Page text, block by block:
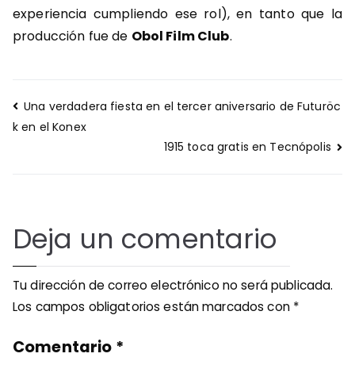
experiencia cumpliendo ese rol), en tanto que la
producción fue de Obol Film Club.
Navegación
de
Una verdadera fiesta en el tercer aniversario de Futuröc
k en el Konex
1915 toca gratis en Tecnópolis
Deja un comentario
Tu dirección de correo electrónico no será publicada.
Los campos obligatorios están marcados con *
Comentario *